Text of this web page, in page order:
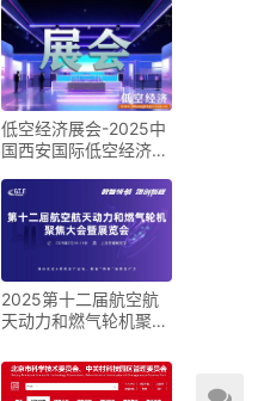
低空经济展会-2025中
国西安国际低空经济展
2025第十二届航空航
天动力和燃气轮机聚焦